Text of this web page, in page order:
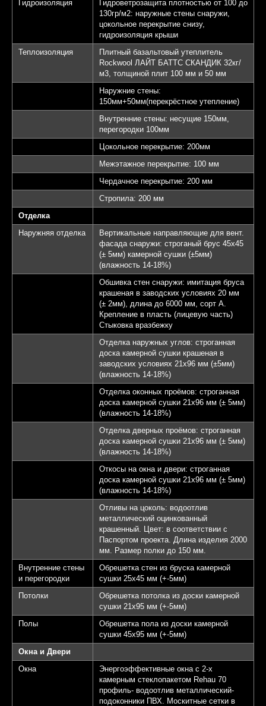
Гидроизоляция
Гидроветрозащита плотностью от 100 до
130гр/м2: наружные стены снаружи,
цокольное перекрытие снизу,
гидроизоляция крыши
Теплоизоляция
Плитный базальтовый утеплитель
Rockwool ЛАЙТ БАТТС СКАНДИК 32кг/
м3, толщиной плит 100 мм и 50 мм
Наружние стены:
150мм+50мм(перекрёстное утепление)
Внутренние стены: несущие 150мм,
перегородки 100мм
Цокольное перекрытие: 200мм
Межэтажное перекрытие: 100 мм
Чердачное перекрытие: 200 мм
Стропила: 200 мм
Отделка
Наружняя отделка
Вертикальные направляющие для вент.
фасада снаружи: строганый брус 45х45
(± 5мм) камерной сушки (±5мм)
(влажность 14-18%)
Обшивка стен снаружи: имитация бруса
крашеная в заводских условиях 20 мм
(± 2мм), длина до 6000 мм, сорт А.
Крепление в пласть (лицевую часть)
Стыковка вразбежку
Отделка наружных углов: строганная
доска камерной сушки крашеная в
заводских условиях 21х96 мм (±5мм)
(влажность 14-18%)
Отделка оконных проёмов: строганная
доска камерной сушки 21х96 мм (± 5мм)
(влажность 14-18%)
Отделка дверных проёмов: строганная
доска камерной сушки 21х96 мм (± 5мм)
(влажность 14-18%)
Откосы на окна и двери: строганная
доска камерной сушки 21х96 мм (± 5мм)
(влажность 14-18%)
Отливы на цоколь: водоотлив
металлический оцинкованный
крашенный. Цвет: в соответствии с
Паспортом проекта. Длина изделия 2000
мм. Размер полки до 150 мм.
Внутренние стены
и перегородки
Обрешетка стен из бруска камерной
сушки 25х45 мм (+-5мм)
Потолки
Обрешетка потолка из доски камерной
сушки 21х95 мм (+-5мм)
Полы
Обрешетка пола из доски камерной
сушки 45х95 мм (+-5мм)
Окна и Двери
Окна
Энергоэффективные окна с 2-х
камерным стеклопакетом Rehau 70
профиль- водоотлив металлический-
подоконники ПВХ. Москитные сетки в